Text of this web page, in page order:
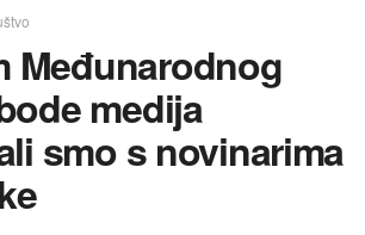
Međunarodnog
medija
smo s novinarima